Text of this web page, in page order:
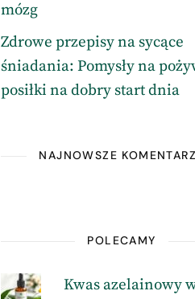
mózg
Zdrowe przepisy na sycące
śniadania: Pomysły na
posiłki na dobry start dnia
NAJNOWSZE
POLECAMY
Kwas azelainowy